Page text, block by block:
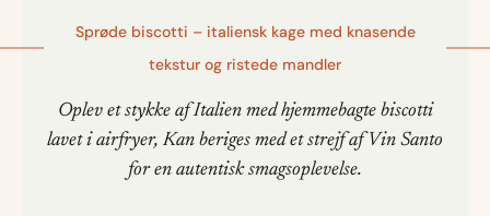
Sprøde biscotti – italiensk kage med knasende
tekstur og ristede mandler
Oplev et stykke af Italien med hjemmebagte biscotti
lavet i airfryer, Kan beriges med et strejf af Vin Santo
for en autentisk smagsoplevelse.